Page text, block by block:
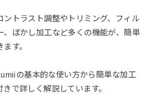
ントラスト調整やトリミング、フィル
、ぼかし加工など多くの機能が、簡単
す。
の基本的な使い方から簡単な加工
で詳しく解説しています。